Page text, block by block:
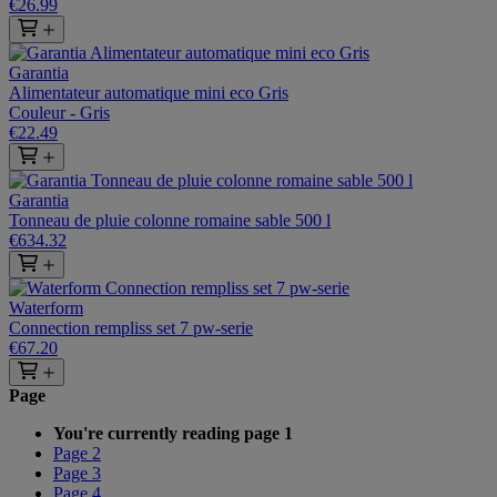
€26.99
Garantia
Alimentateur automatique mini eco Gris
Couleur - Gris
€22.49
Garantia
Tonneau de pluie colonne romaine sable 500 l
€634.32
Waterform
Connection rempliss set 7 pw-serie
€67.20
Page
You're currently reading page 1
Page 2
Page 3